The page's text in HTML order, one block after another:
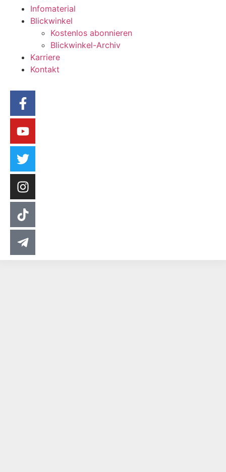
Infomaterial
Blickwinkel
Kostenlos abonnieren
Blickwinkel-Archiv
Karriere
Kontakt